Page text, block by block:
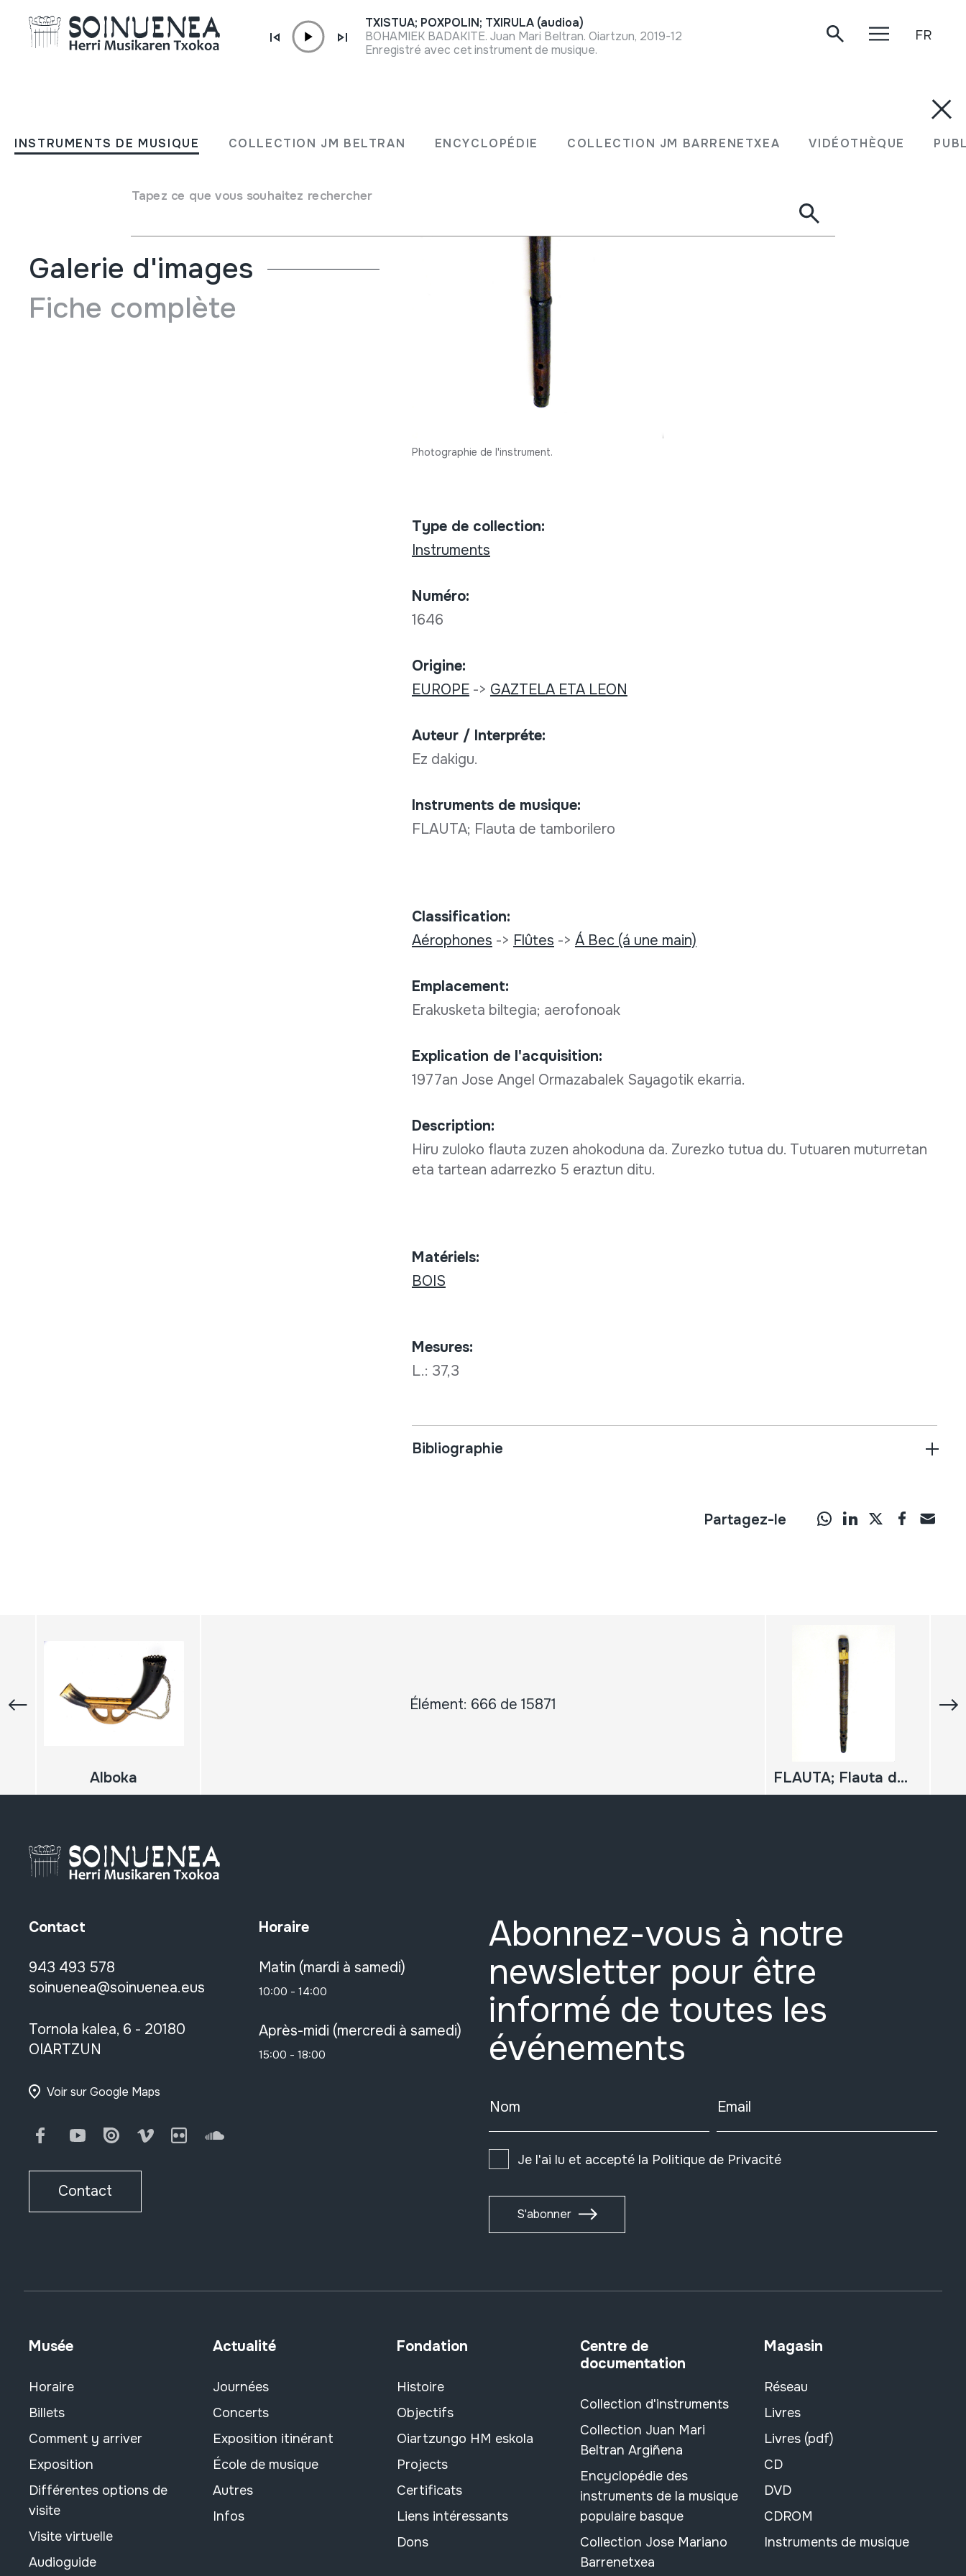
INSTRUMENTS DE MUSIQUE COLLECTION JM BELTRAN ENCYCLOPÉDIE COLLECTION JM BARRENETXEA VIDÉOTHÈQUE
Tapez ce que vous souhaitez rechercher
TXISTUA; POXPOLIN; TXIRULA (audioa)
BOHAMIEK BADAKITE. Juan Mari Beltran. Oiartzun, 2019-12-30.
Enregistré avec cet instrument de musique.
FR
FLAUTA; Flauta de tamborilero
Type d'instrument de musique
Galerie d'images
Fiche complète
Photographie de l'instrument.
Type de collection:
Instruments
Numéro:
1646
Origine:
EUROPE-> GAZTELA ETA LEON
Auteur / Interpréte:
Ez dakigu.
Instruments de musique:
FLAUTA; Flauta de tamborilero
Classification:
Aérophones -> Flûtes -> Á Bec (á une main)
Emplacement:
Erakusketa biltegia; aerofonoak
Explication de l'acquisition:
1977an Jose Angel Ormazabalek Sayagotik ekarria.
Description:
Hiru zuloko flauta zuzen ahokoduna da. Zurezko tutua du. Tutuaren muturretan
eta tartean adarrezko 5 eraztun ditu.
Matériels:
BOIS
Mesures:
L.: 37,3
Bibliographie
Partagez-le
Élément: 666 de 15871
Alboka FLAUTA; Flauta de tamborilero
Contact
943 493 578
soinuenea@soinuenea.eus
Tornola kalea, 6 - 20180
OIARTZUN
Voir sur Google Maps
FacebookYoutubeIssuu Vimeo FlickrSoundCloud
Contact
Horaire
Matin (mardi à samedi)
10:00 - 14:00
Après-midi (mercredi à samedi)
15:00 - 18:00
Abonnez-vous à notre
newsletter pour être
informé de toutes les
événements
Nom Email
Je l'ai lu et accepté la Politique de Privacité
S'abonner
Musée
Horaire
Billets
Comment y arriver
Exposition
Différentes options de
visite
Visite virtuelle
Audioguide
Actualité
Journées
Concerts
Exposition itinérant
École de musique
Autres
Infos
Fondation
Histoire
Objectifs
Oiartzungo HM eskola
Projects
Certificats
Liens intéressants
Dons
Centre de
documentation
Collection d'instruments
Collection Juan Mari
Beltran Argiñena
Encyclopédie des
instruments de la musique
populaire basque
Collection Jose Mariano
Barrenetxea
Magasin
Réseau
Livres
Livres (pdf)
CD
DVD
CDROM
Instruments de musique